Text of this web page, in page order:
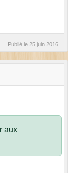
Publié le 25 juin 2016
aux